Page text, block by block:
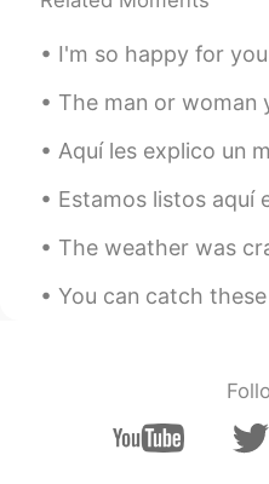
I'm so happy for you あなたのことで俺も嬉しいっていうことは相手を祝福するときに使う表
The man or woman you choose to be your
Aquí les explico un modismo muy común aquí en
Estamos listos aquí en NYC para celebrar el
The weather was crazy today. It snowed in the
You can catch these hands = let's fight, fight